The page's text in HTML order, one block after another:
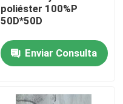
poliéster 100%P
50D*50D
Enviar Consulta